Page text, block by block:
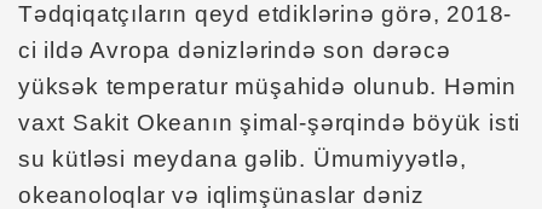
Tədqiqatçıların qeyd etdiklərinə görə, 2018-
ci ildə Avropa dənizlərində son dərəcə
yüksək temperatur müşahidə olunub. Həmin
vaxt Sakit Okeanın şimal-şərqində böyük isti
su kütləsi meydana gəlib. Ümumiyyətlə,
okeanoloqlar və iqlimşünaslar dəniz